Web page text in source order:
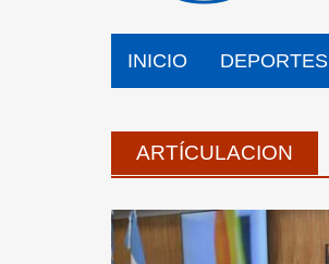
INICIO DEPORTES
ARTÍCULACION